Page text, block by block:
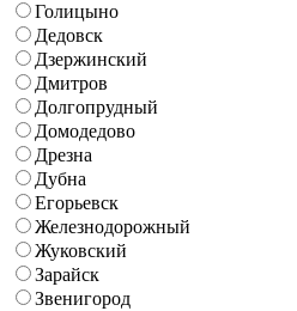
Голицыно
Дедовск
Дзержинский
Дмитров
Долгопрудный
Домодедово
Дрезна
Дубна
Егорьевск
Железнодорожный
Жуковский
Зарайск
Звенигород